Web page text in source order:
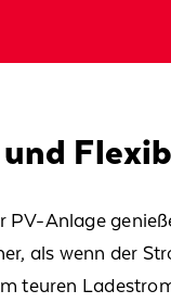
und
PV-Anlage
, als wenn der
teuren